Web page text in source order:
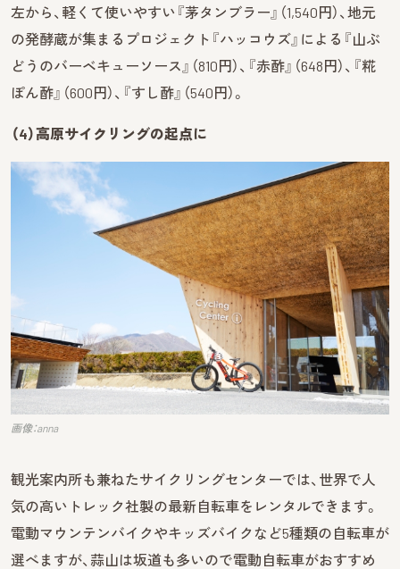
左から、軽くて使いやすい『茅タンブラー』（1,540円）、地元
の発酵蔵が集まるプロジェクト『ハッコウズ』による『山ぶ
どうのバーベキューソース』（810円）、『赤酢』（648円）、『糀
ぽん酢』（600円）、『すし酢』（540円）。
（4）高原サイクリングの起点に
画像：anna
観光案内所も兼ねたサイクリングセンターでは、世界で人
気の高いトレック社製の最新自転車をレンタルできます。
電動マウンテンバイクやキッズバイクなど5種類の自転車が
選べますが、蒜山は坂道も多いので電動自転車がおすすめ